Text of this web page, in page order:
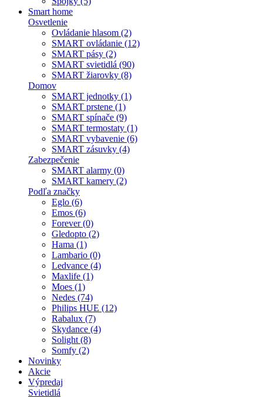
Smart home
Osvetlenie
Ovládanie hlasom (2)
SMART ovládanie (12)
SMART pásy (2)
SMART svietidlá (90)
SMART žiarovky (8)
Domov
SMART jednotky (1)
SMART prstene (1)
SMART spínače (9)
SMART termostaty (1)
SMART vybavenie (6)
SMART zásuvky (4)
Zabezpečenie
SMART alarmy (0)
SMART kamery (2)
Podľa značky
Eglo (6)
Emos (6)
Forever (0)
Gledopto (2)
Hama (1)
Lambario (0)
Ledvance (4)
Maxlife (1)
Moes (1)
Nedes (74)
Philips HUE (12)
Rabalux (7)
Skydance (4)
Solight (8)
Somfy (2)
Novinky
Akcie
Výpredaj
Svietidlá